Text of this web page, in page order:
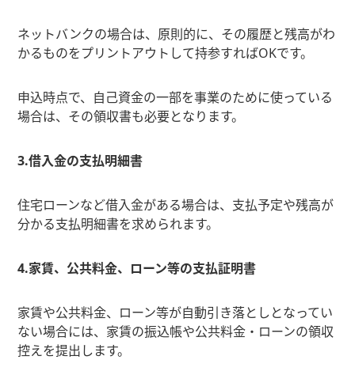
ネットバンクの場合は、原則的に、その履歴と残高がわ
かるものをプリントアウトして持参すればOKです。
申込時点で、自己資金の一部を事業のために使っている
場合は、その領収書も必要となります。
3.借入金の支払明細書
住宅ローンなど借入金がある場合は、支払予定や残高が
分かる支払明細書を求められます。
4.家賃、公共料金、ローン等の支払証明書
家賃や公共料金、ローン等が自動引き落としとなってい
ない場合には、家賃の振込帳や公共料金・ローンの領収
控えを提出します。